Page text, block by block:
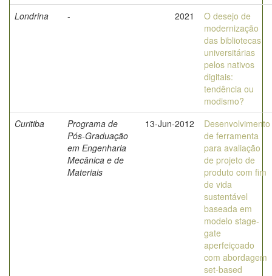
Londrina
- 2021
O desejo de
modernização
das bibliotecas
universitárias
pelos nativos
digitais:
tendência ou
modismo?
Curitiba
Programa de
Pós-Graduação
em Engenharia
Mecânica e de
Materiais
13-Jun-2012
Desenvolvimento
de ferramenta
para avaliação
de projeto de
produto com fim
de vida
sustentável
baseada em
modelo stage-
gate
aperfeiçoado
com abordagem
set-based